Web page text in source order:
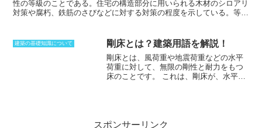
動車が普及し、都市と農村の移動が容易になったことで、ラーバン地
域は都市と農村をつなぐ役割を果たすようになった。
性の等級のことである。住宅の構造部分に用いられる木材のシロアリ
対策や腐朽、鉄筋のさびなどに対する対策の程度を示している。等級
が不要であると判断された場合に、そして等級3は約75〜90年間大規
模な改修工事が不要と判断された場合に付けられる。ただし、この場
合の大規模な改修工事とは、鉄筋コンクリートを取り換えるといった
レベルの工事をさす。劣化対策等級は、鉄筋を覆うコンクリートのか
ぶり厚さと、コンクリート打設時の水セメント比が大きく関係してい
建築の基礎知識について 剛床とは？建築用語を解説！
剛床とは、風荷重や地震荷重などの水平
荷重に対して、無限の剛性と耐力をもつ
床のことです。
これは、剛床が、水平方
かし、二階建ての木造住宅の場合は、剛
スポンサーリンク